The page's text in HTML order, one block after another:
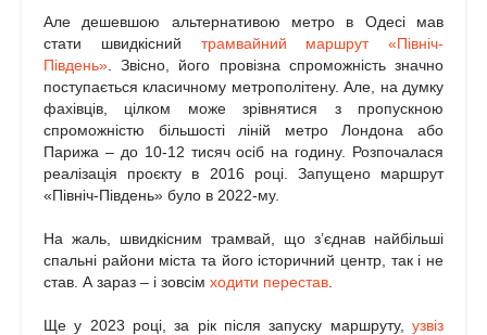
Але дешевшою альтернативою метро в Одесі мав
стати швидкісний
трамвайний маршрут «Північ-
Південь» . Звісно, його провізна спроможність значно
поступається класичному метрополітену. Але, на думку
фахівців, цілком може зрівнятися з пропускною
спроможністю більшості ліній метро Лондона або
Парижа – до 10-12 тисяч осіб на годину. Розпочалася
реалізація проєкту в 2016 році. Запущено маршрут
«Північ-Південь» було в 2022-му.
На жаль, швидкісним трамвай, що з’єднав найбільші
спальні райони міста та його історичний центр, так і не
став. А зараз – і зовсім ходити перестав
Ще у 2023 році, за рік після запуску маршруту,
узвіз